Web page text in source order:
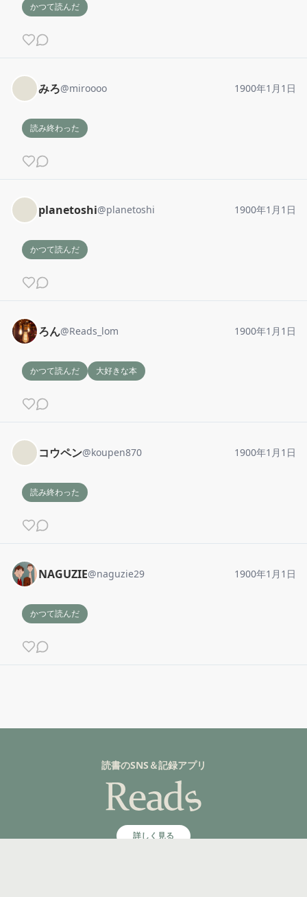
かつて読んだ
みろ@miroooo 1900年1月1日
読み終わった
planetoshi@planetoshi 1900年1月1日
かつて読んだ
ろん@Reads_lom 1900年1月1日
かつて読んだ 大好きな本
コウペン@koupen870 1900年1月1日
読み終わった
NAGUZIE@naguzie29 1900年1月1日
かつて読んだ
読書のSNS＆記録アプリ
詳しく見る